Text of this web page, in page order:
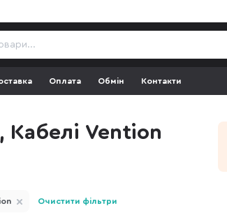
Оплата Обмін Контакти
Кабелі Vention
Очистити фільтри